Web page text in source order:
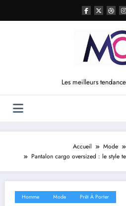
contenu
Les meilleurs
Accueil Mode
Pantalon cargo oversized : le style
Homme Mode Prêt À Porter